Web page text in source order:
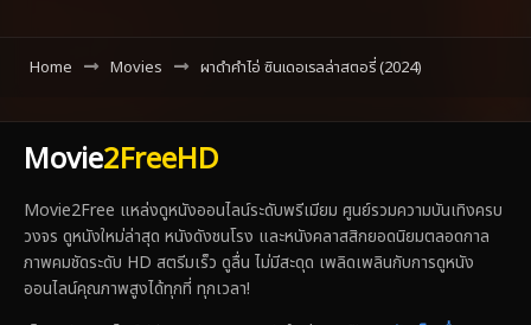
Home Movies ผาดำคำไอ่ ซินเดอเรลล่าสตอรี่ (2024)
Movie2FreeHD
Movie2Free แหล่งดูหนังออนไลน์ระดับพรีเมียม ศูนย์รวมความบันเทิงครบ
วงจร ดูหนังใหม่ล่าสุด หนังดังชนโรง และหนังคลาสสิกยอดนิยมตลอดกาล
ภาพคมชัดระดับ HD สตรีมเร็ว ดูลื่น ไม่มีสะดุด เพลิดเพลินกับการดูหนัง
ออนไลน์คุณภาพสูงได้ทุกที่ ทุกเวลา!